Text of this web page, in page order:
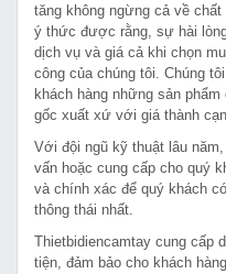
tăng không ngừng cả về
ý thức được rằng, sự hài
dịch vụ và giá cả khi chọn
công của chúng tôi. Chúng
khách hàng những sản
gốc xuất xứ với giá thành
Với đội ngũ kỹ thuật lâu
vấn hoặc cung cấp cho quý
và chính xác để quý khách
thông thái nhất.
Thietbidiencamtay cung cấp
tiện, đảm bảo cho khách